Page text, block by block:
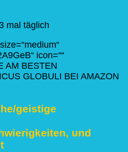
mal täglich
icon=““
AM BESTEN
GLOBULI BEI AMAZON
geistige
und